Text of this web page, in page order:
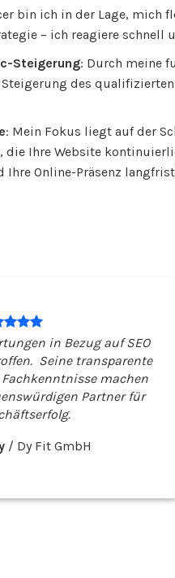
bin ich in der Lage, mich
– ich reagiere
Steigerung: Durch meine
des
: Mein Fokus liegt auf der
die Ihre Website
Ihre Online-Präsenz
in Bezug auf SEO
Seine transparente
machen
Partner für
/ Dy Fit GmbH